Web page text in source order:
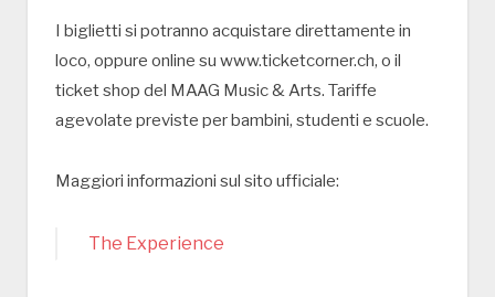
I biglietti si potranno acquistare direttamente in
loco, oppure online su www.ticketcorner.ch, o il
ticket shop del MAAG Music & Arts. Tariffe
agevolate previste per bambini, studenti e scuole.
Maggiori informazioni sul sito ufficiale:
The Experience